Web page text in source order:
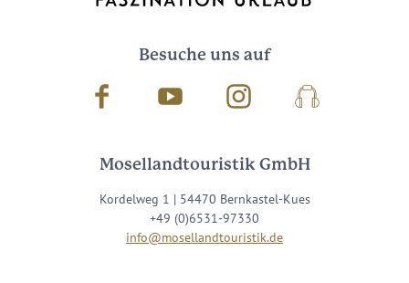
Besuche uns auf
Facebook Youtube InstagramPodcast
Mosellandtouristik GmbH
Kordelweg 1 | 54470 Bernkastel-Kues
+49 (0)6531-97330
info@mosellandtouristik.de